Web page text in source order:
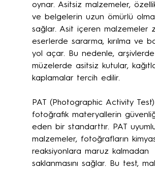
oynar. Asitsiz malzemeler,
ve belgelerin uzun ömürlü
sağlar. Asit içeren malzemeler
eserlerde sararma, kırılma ve
yol açar. Bu nedenle,
müzelerde asitsiz kutular,
kaplamalar tercih edilir.
PAT (Photographic Activity
fotoğrafik materyallerin
eden bir standarttır. PAT
malzemeler, fotoğrafların
reaksiyonlara maruz kalmadan
saklanmasını sağlar. Bu test,